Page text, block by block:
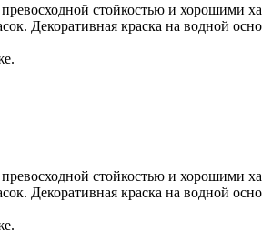
стойкостью и хорошими
Декоративная краска на водной
стойкостью и хорошими
Декоративная краска на водной